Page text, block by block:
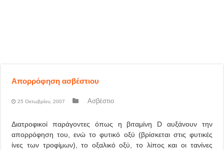
Απορρόφηση ασβέστιου
25 Οκτωβρίου, 2007 Ασβέστιο
Διατροφικοί παράγοντες όπως η βιταμίνη D αυξάνουν την
απορρόφηση του, ενώ το φυτικό οξύ (βρίσκεται στις φυτικές
ίνες των τροφίμων), το οξαλικό οξύ, το λίπος και οι τανίνες